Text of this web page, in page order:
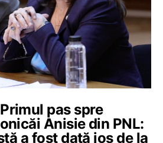
pas spre
Anisie din PNL:
a fost dată jos de la